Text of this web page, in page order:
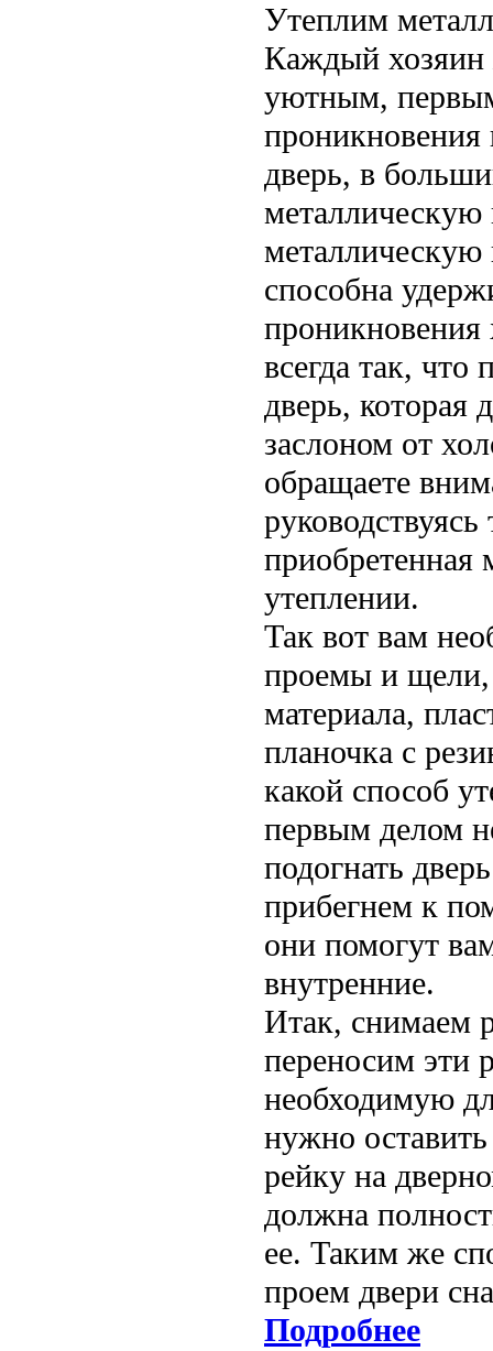
Утеплим
Каждый хозяин
уютным,
проникновения
дверь, в
металлическую
металлическую
способна
проникновения
всегда так,
дверь, которая
заслоном от
обращаете
приобретенная
утеплении.
Так вот вам
проемы и щели,
материала,
планочка с
какой способ
первым делом
подогнать
прибегнем к
они помогут
внутренние.
Итак, снимаем
переносим эти
необходимую
нужно
рейку на
должна
ее. Таким же
проем двери
Подробнее